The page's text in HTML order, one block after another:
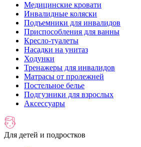
Медицинские кровати
Инвалидные коляски
Подъемники для инвалидов
Приспособления для ванны
Кресло-туалеты
Насадки на унитаз
Ходунки
Тренажеры для инвалидов
Матрасы от пролежней
Постельное белье
Подгузники для взрослых
Аксессуары
Для детей и подростков